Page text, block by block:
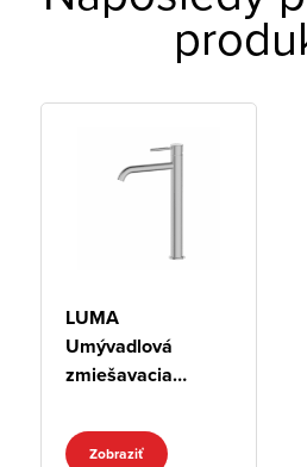
LUMA
Umývadlová
zmiešavacia
Zobraziť